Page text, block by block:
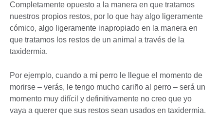
Completamente opuesto a la manera en que tratamos
nuestros propios restos, por lo que hay algo ligeramente
cómico, algo ligeramente inapropiado en la manera en
que tratamos los restos de un animal a través de la
taxidermia.
Por ejemplo, cuando a mi perro le llegue el momento de
morirse – verás, le tengo mucho cariño al perro – será un
momento muy difícil y definitivamente no creo que yo
vaya a querer que sus restos sean usados en taxidermia.